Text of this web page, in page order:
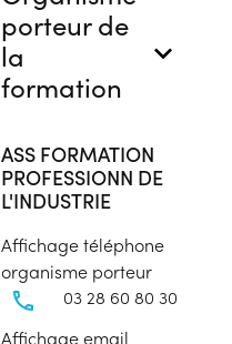
porteur de
la
formation
ASS FORMATION
PROFESSIONN DE
L'INDUSTRIE
Affichage téléphone
organisme porteur
03 28 60 80 30
Affichage email